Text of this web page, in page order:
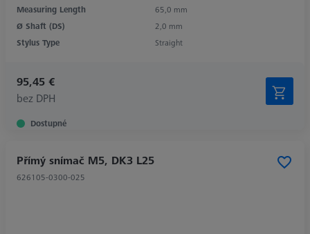
Measuring Length
65,0 mm
Ø Shaft (DS)
2,0 mm
Stylus Type
Straight
95,45 €
bez DPH
Dostupné
Přímý snímač M5, DK3 L25
626105-0300-025